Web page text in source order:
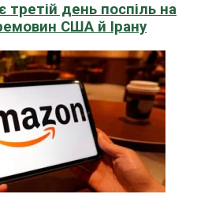
день поспіль на
США й Ірану